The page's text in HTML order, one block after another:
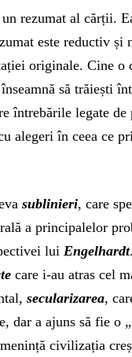
rezumat al cărții.
este reductiv și
originale. Cine o
să trăiești
întrebările legate
alegeri în ceea ce
sublinieri, care
a principalelor
lui Engelhardt
care i-au atras cel
secularizarea,
dar a ajuns să fie o „
civilizația